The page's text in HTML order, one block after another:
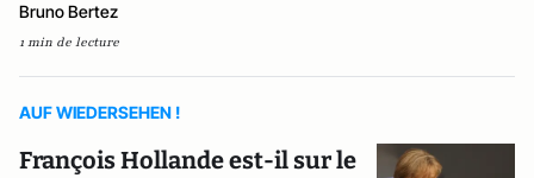
Bruno Bertez
1 min de lecture
AUF WIEDERSEHEN !
François Hollande est-il sur le